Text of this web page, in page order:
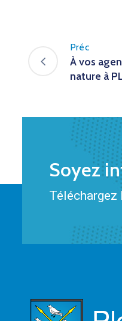
Préc
À vos
nature à
Soyez
Téléchargez